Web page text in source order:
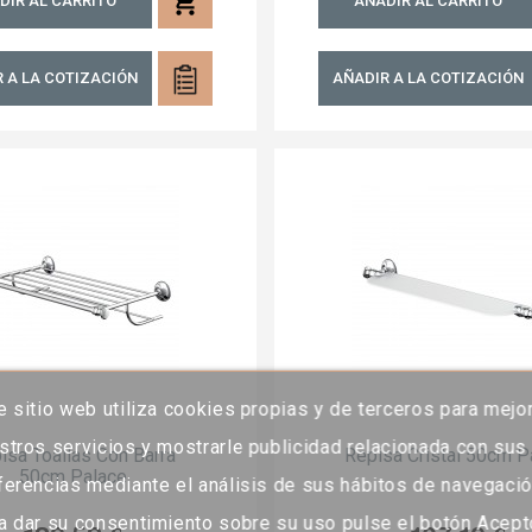
sitio web utiliza cookies propias y de terceros para
servicios y mostrarle publicidad relacionada con sus
mediante el análisis de sus hábitos de
dar su consentimiento sobre su uso pulse el botón
A LA COTIZACIÓN AÑADIR A LA COTIZACIÓN
Toallas Con Barra
50cm Palace
Repisa Cristal 50cm